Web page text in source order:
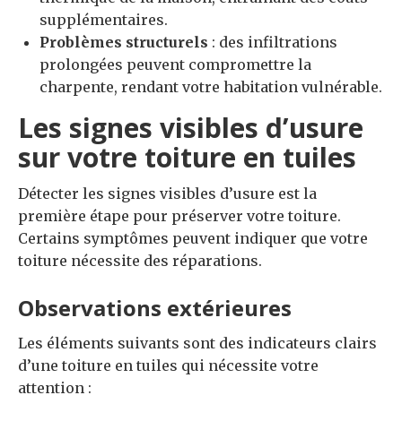
supplémentaires.
Problèmes structurels : des infiltrations
prolongées peuvent compromettre la
charpente, rendant votre habitation vulnérable.
Les signes visibles d’usure
sur votre toiture en tuiles
Détecter les signes visibles d’usure est la
première étape pour préserver votre toiture.
Certains symptômes peuvent indiquer que votre
toiture nécessite des réparations.
Observations extérieures
Les éléments suivants sont des indicateurs clairs
d’une toiture en tuiles qui nécessite votre
attention :